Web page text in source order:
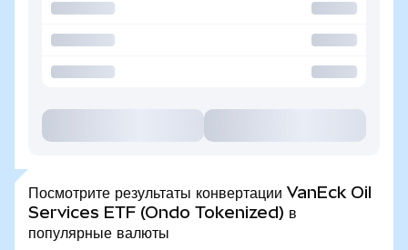
Посмотрите результаты конвертации VanEck Oil
Services ETF (Ondo Tokenized) в
популярные валюты